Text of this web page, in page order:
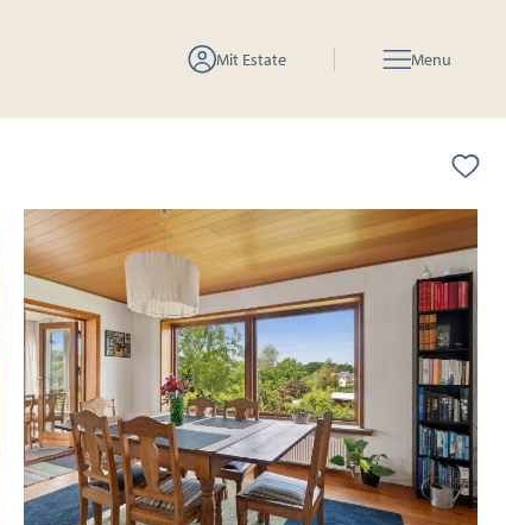
Mit Estate Menu